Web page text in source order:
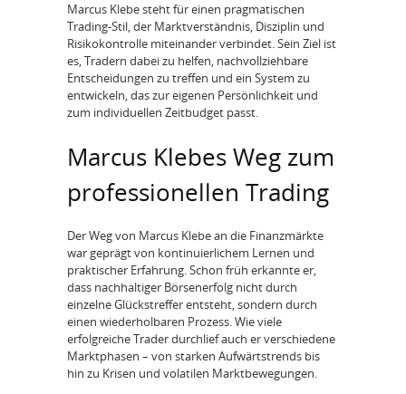
Marcus Klebe steht für einen pragmatischen
Trading-Stil, der Marktverständnis, Disziplin und
Risikokontrolle miteinander verbindet. Sein Ziel ist
es, Tradern dabei zu helfen, nachvollziehbare
Entscheidungen zu treffen und ein System zu
entwickeln, das zur eigenen Persönlichkeit und
zum individuellen Zeitbudget passt.
Marcus Klebes Weg zum
professionellen Trading
Der Weg von Marcus Klebe an die Finanzmärkte
war geprägt von kontinuierlichem Lernen und
praktischer Erfahrung. Schon früh erkannte er,
dass nachhaltiger Börsenerfolg nicht durch
einzelne Glückstreffer entsteht, sondern durch
einen wiederholbaren Prozess. Wie viele
erfolgreiche Trader durchlief auch er verschiedene
Marktphasen – von starken Aufwärtstrends bis
hin zu Krisen und volatilen Marktbewegungen.